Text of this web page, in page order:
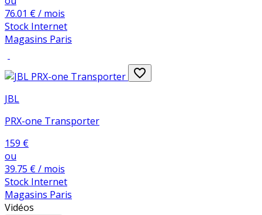
76.01 €/ mois
Stock Internet
Magasins Paris
favorite_border
JBL
PRX-one Transporter
159 €
ou
39.75 €/ mois
Stock Internet
Magasins Paris
Vidéos